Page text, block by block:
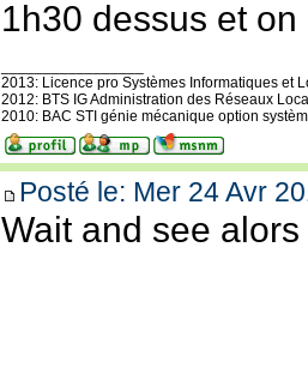
1h30 dessus et
2013: Licence pro Systèmes Informatiques et
2012: BTS IG Administration des Réseaux
2010: BAC STI génie mécanique option
Posté le: Mer 24 Avr
Wait and see alors